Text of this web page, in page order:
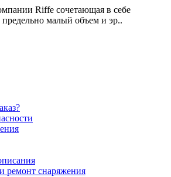
Riffe сочетающая в себе
малый объем и эр..
ремонт снаряжения